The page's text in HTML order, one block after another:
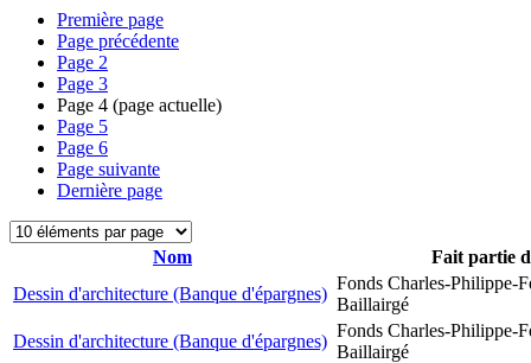
Première page
Page précédente
Page 2
Page 3
Page 4 (page actuelle)
Page 5
Page 6
Page suivante
Dernière page
Nom
Fait partie
Dessin d'architecture (Banque d'épargnes)
Fonds Charles-Philippe-
Baillairgé
Dessin d'architecture (Banque d'épargnes)
Fonds Charles-Philippe-
Baillairgé